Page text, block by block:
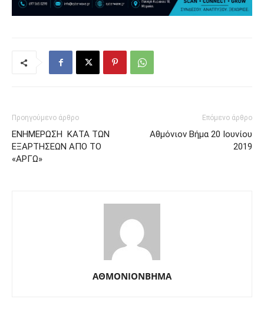
Προηγούμενο άρθρο
ΕΝΗΜΕΡΩΣΗ ΚΑΤΑ ΤΩΝ
ΕΞΑΡΤΗΣΕΩΝ ΑΠΟ ΤΟ
«ΑΡΓΩ»
Επόμενο άρθρο
Αθμόνιον Βήμα 20 Ιουνίου
2019
ΑΘΜΟΝΙΟΝΒΗΜΑ